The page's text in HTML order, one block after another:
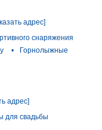
адрес]
снаряжения
•
Горнолыжные
адрес]
для свадьбы